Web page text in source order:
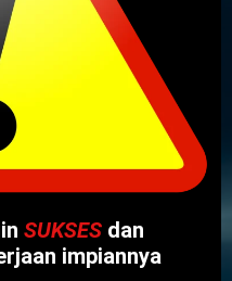
SUKSES dan
impiannya